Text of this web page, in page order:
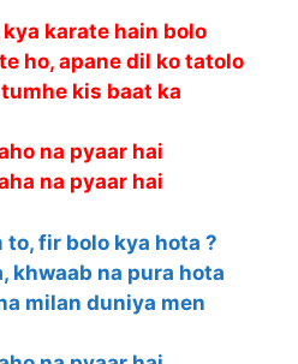
kya karate hain bolo
ho, apane dil ko tatolo
kis baat ka
na pyaar hai
na pyaar hai
fir bolo kya hota ?
khwaab na pura hota
milan duniya men